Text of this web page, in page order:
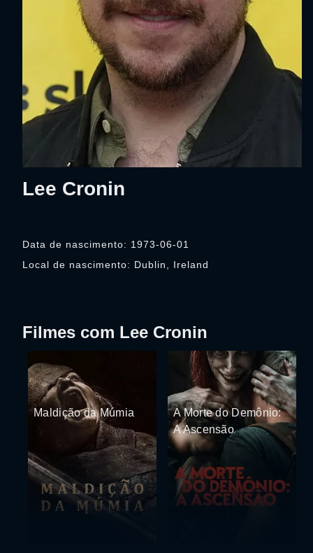
Lee Cronin
Data de nascimento: 1973-06-01
Local de nascimento: Dublin, Ireland
Filmes com Lee Cronin
Maldição da Múmia
A Morte do Demônio:
A Ascensão